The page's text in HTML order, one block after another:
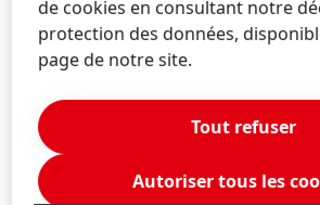
Autroisième trimestre,l'évolution
secteurs d'activité de la business
Technologies a été variable.
légèrement inférieure à celle de
Dans ce domaine, nos activités ont
négatif de la baisse des niveaux de
automobile, principalement due à la
de cookies en consultant notre
protection des données,
page de notre site.
Tout refuser
Autoriser tous les